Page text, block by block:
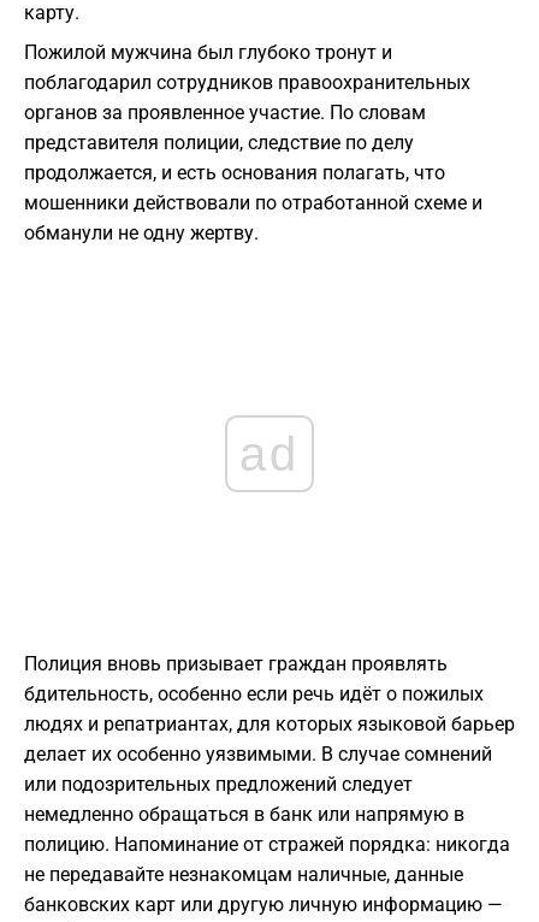
карту.
Пожилой мужчина был глубоко тронут и
поблагодарил сотрудников правоохранительных
органов за проявленное участие. По словам
представителя полиции, следствие по делу
продолжается, и есть основания полагать, что
мошенники действовали по отработанной схеме и
обманули не одну жертву.
ad
Полиция вновь призывает граждан проявлять
бдительность, особенно если речь идёт о пожилых
людях и репатриантах, для которых языковой барьер
делает их особенно уязвимыми. В случае сомнений
или подозрительных предложений следует
немедленно обращаться в банк или напрямую в
полицию. Напоминание от стражей порядка: никогда
не передавайте незнакомцам наличные, данные
банковских карт или другую личную информацию —